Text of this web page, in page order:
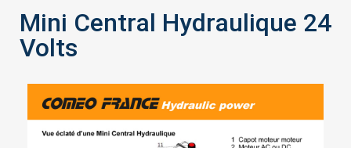
Mini Central Hydraulique 24
Volts